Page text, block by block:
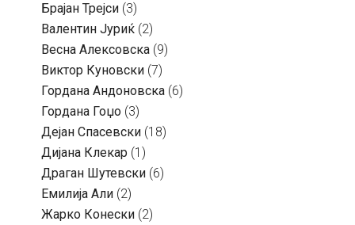
Брајан Трејси (3)
Валентин Јуриќ (2)
Весна Алексовска (9)
Виктор Куновски (7)
Гордана Андоновска (6)
Гордана Гоџо (3)
Дејан Спасевски (18)
Дијана Клекар (1)
Драган Шутевски (6)
Емилија Али (2)
Жарко Конески (2)